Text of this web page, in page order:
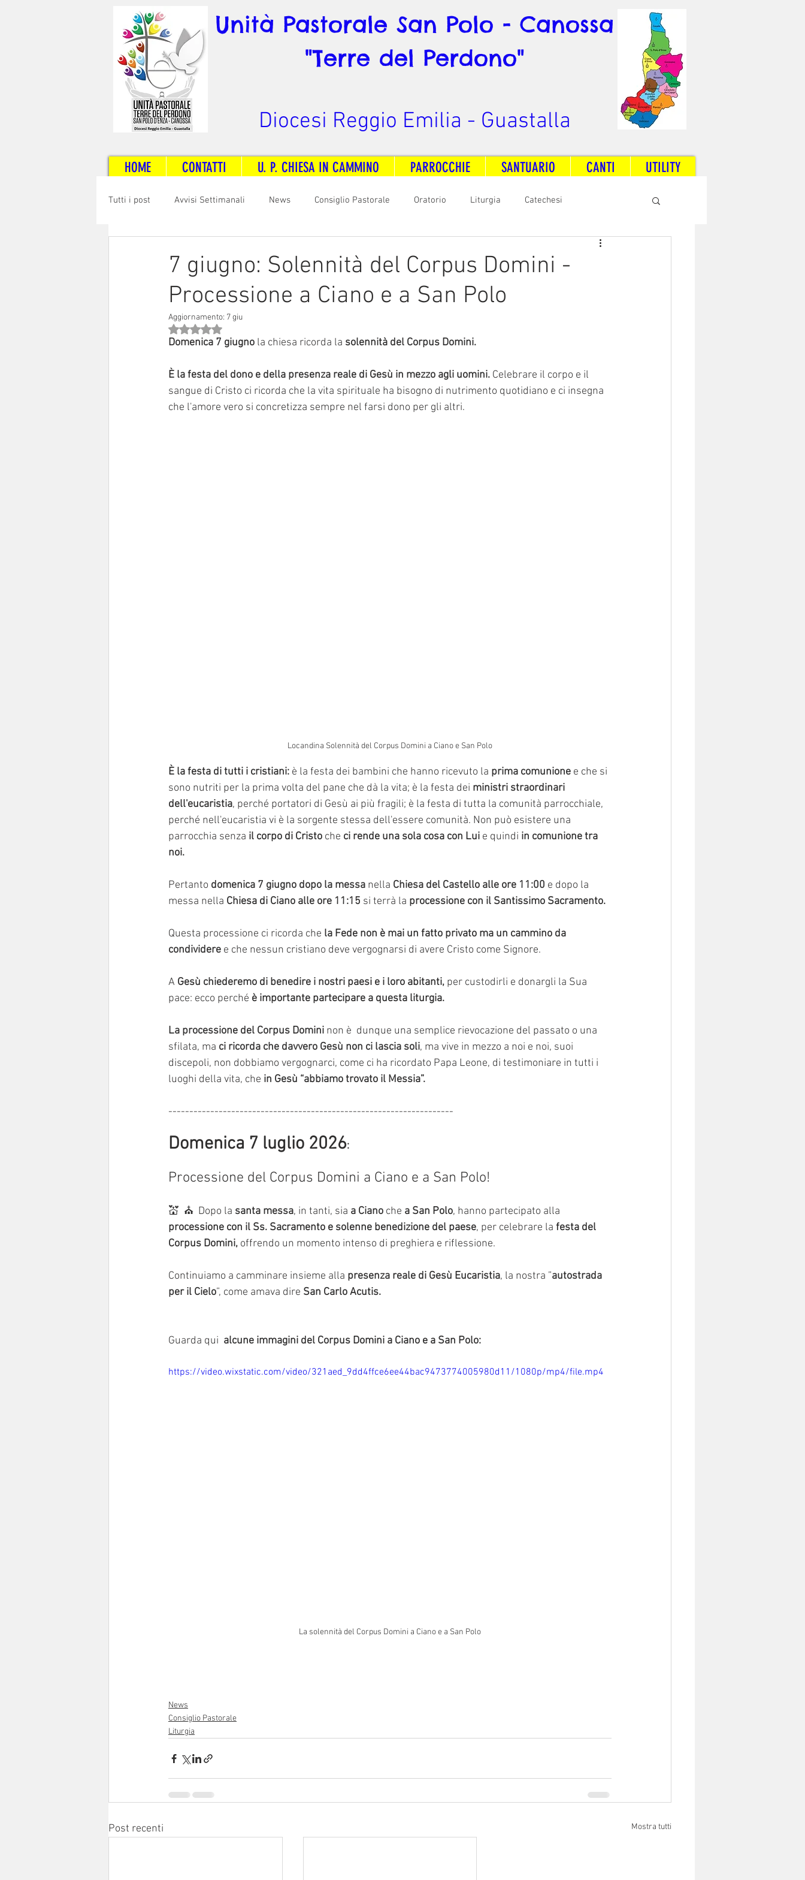
Unità Pastorale San Polo - Canossa
"Terre del Perdono"
Diocesi Reggio Emilia - Guastalla
HOME CONTATTI U. P. CHIESA IN CAMMINO PARROCCHIE SANTUARIO CANTI UTILITY
Tutti i post Avvisi Settimanali News Consiglio Pastorale Oratorio Liturgia Catechesi
Radio Dream Together
Sinodo 2021-23 Anziani e ammalati
7 giugno: Solennità del Corpus Domini -
Processione a Ciano e a San Polo
Aggiornamento: 7 giu
Valutazione NaN stelle su 5.
Domenica 7 giugno la chiesa ricorda la solennità del Corpus Domini.
È la festa del dono e della presenza reale di Gesù in mezzo agli uomini. Celebrare il corpo e il
sangue di Cristo ci ricorda che la vita spirituale ha bisogno di nutrimento quotidiano e ci insegna
che l'amore vero si concretizza sempre nel farsi dono per gli altri.
Locandina Solennità del Corpus Domini a Ciano e San Polo
È la festa di tutti i cristiani: è la festa dei bambini che hanno ricevuto la prima comunione e che si
sono nutriti per la prima volta del pane che dà la vita; è la festa dei ministri straordinari
dell'eucaristia, perché portatori di Gesù ai più fragili; è la festa di tutta la comunità parrocchiale,
perché nell'eucaristia vi è la sorgente stessa dell'essere comunità. Non può esistere una
parrocchia senza il corpo di Cristo che ci rende una sola cosa con Lui e quindi in comunione tra
noi.
Pertanto domenica 7 giugno dopo la messa nella Chiesa del Castello alle ore 11:00 e dopo la
messa nella Chiesa di Ciano alle ore 11:15 si terrà la processione con il Santissimo Sacramento.
Questa processione ci ricorda che la Fede non è mai un fatto privato ma un cammino da
condividere e che nessun cristiano deve vergognarsi di avere Cristo come Signore.
A Gesù chiederemo di benedire i nostri paesi e i loro abitanti, per custodirli e donargli la Sua
pace: ecco perché è importante partecipare a questa liturgia.
La processione del Corpus Domini non è  dunque una semplice rievocazione del passato o una
sfilata, ma ci ricorda che davvero Gesù non ci lascia soli, ma vive in mezzo a noi e noi, suoi
discepoli, non dobbiamo vergognarci, come ci ha ricordato Papa Leone, di testimoniare in tutti i
luoghi della vita, che in Gesù “abbiamo trovato il Messia”.
--------------------------------------------------------------------
Domenica 7 luglio 2026:
Processione del Corpus Domini a Ciano e a San Polo!
💒  ⛪  Dopo la santa messa, in tanti, sia a Ciano che a San Polo, hanno partecipato alla
processione con il Ss. Sacramento e solenne benedizione del paese, per celebrare la festa del
Corpus Domini, offrendo un momento intenso di preghiera e riflessione.
Continuiamo a camminare insieme alla presenza reale di Gesù Eucaristia, la nostra ”autostrada
per il Cielo”, come amava dire San Carlo Acutis.
Guarda qui alcune immagini del Corpus Domini a Ciano e a San Polo:
https://video.wixstatic.com/video/321aed_9dd4ffce6ee44bac9473774005980d11/1080p/mp4/file.mp4
La solennità del Corpus Domini a Ciano e a San Polo
News
Consiglio Pastorale
Liturgia
Post recenti Mostra tutti